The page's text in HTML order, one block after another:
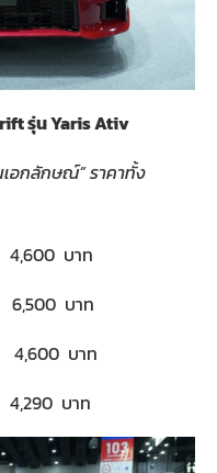
รุ่นYaris Ativ
เอกลักษณ์”ราคาทั้ง
บาท
บาท
บาท
บาท